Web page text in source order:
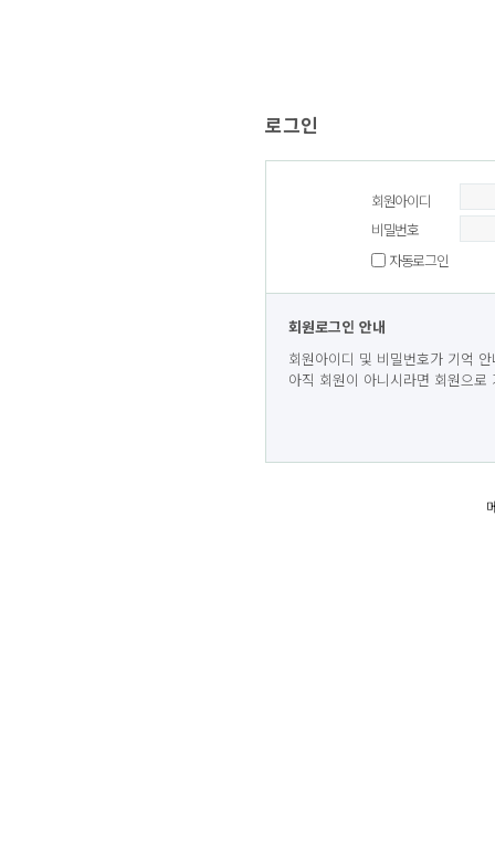
로그인
회원아이디
비밀번호
자동로그인
회원로그인 안내
회원아이디 및 비밀번호가 기억
아직 회원이 아니시라면 회원으